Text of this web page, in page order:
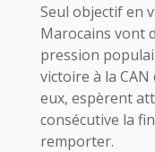
Seul objectif en
Marocains vont
pression
victoire à la
eux, espèrent
consécutive la
remporter.